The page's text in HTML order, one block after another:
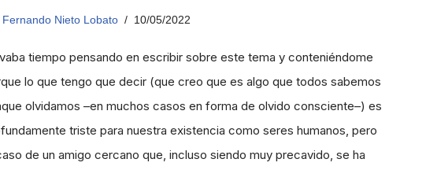
Fernando Nieto Lobato 10/05/2022
tiempo pensando en escribir sobre este tema y conteniéndome
lo que tengo que decir (que creo que es algo que todos sabemos
olvidamos –en muchos casos en forma de olvido consciente–) es
triste para nuestra existencia como seres humanos, pero
de un amigo cercano que, incluso siendo muy precavido, se ha